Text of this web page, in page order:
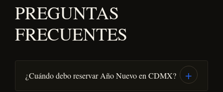
PREGUNTAS
FRECUENTES
¿Cuándo debo reservar Año Nuevo en CDMX?